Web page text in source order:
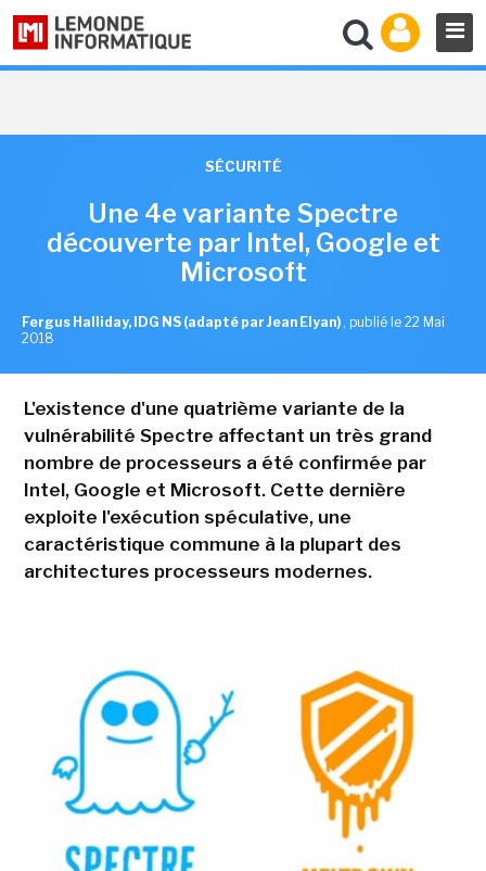
SÉCURITÉ
Une 4e variante Spectre
découverte par Intel, Google et
Microsoft
Fergus Halliday, IDG NS (adapté par Jean Elyan) , publié le 22 Mai
2018
L'existence d'une quatrième variante de la
vulnérabilité Spectre affectant un très grand
nombre de processeurs a été confirmée par
Intel, Google et Microsoft. Cette dernière
exploite l'exécution spéculative, une
caractéristique commune à la plupart des
architectures processeurs modernes.